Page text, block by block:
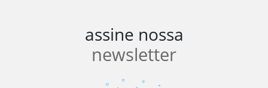
assine nossa
newsletter